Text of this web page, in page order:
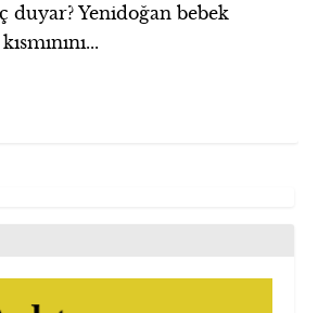
duyar? Yenidoğan bebek